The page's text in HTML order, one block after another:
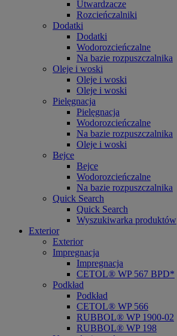
Utwardzacze
Rozcieńczalniki
Dodatki
Dodatki
Wodorozcieńczalne
Na bazie rozpuszczalnika
Oleje i woski
Oleje i woski
Oleje i woski
Pielęgnacja
Pielęgnacja
Wodorozcieńczalne
Na bazie rozpuszczalnika
Oleje i woski
Bejce
Bejce
Wodorozcieńczalne
Na bazie rozpuszczalnika
Quick Search
Quick Search
Wyszukiwarka produktów
Exterior
Exterior
Impregnacja
Impregnacja
CETOL® WP 567 BPD*
Podkład
Podkład
CETOL® WP 566
RUBBOL® WP 1900-02
RUBBOL® WP 198